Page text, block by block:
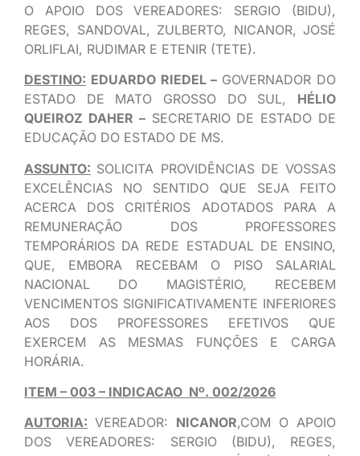
O APOIO DOS VEREADORES: SERGIO (BIDU),
REGES, SANDOVAL, ZULBERTO, NICANOR, JOSÉ
ORLIFLAI, RUDIMAR E ETENIR (TETE).
DESTINO: EDUARDO RIEDEL – GOVERNADOR DO
ESTADO DE MATO GROSSO DO SUL, HÉLIO
QUEIROZ DAHER –SECRETARIO DE ESTADO DE
EDUCAÇÃO DO ESTADO DE MS.
ASSUNTO: SOLICITA PROVIDÊNCIAS DE VOSSAS
EXCELÊNCIAS NO SENTIDO QUE SEJA FEITO
ACERCA DOS CRITÉRIOS ADOTADOS PARA A
REMUNERAÇÃO DOS PROFESSORES
TEMPORÁRIOS DA REDE ESTADUAL DE ENSINO,
QUE, EMBORA RECEBAM O PISO SALARIAL
NACIONAL DO MAGISTÉRIO, RECEBEM
VENCIMENTOS SIGNIFICATIVAMENTE INFERIORES
AOS DOS PROFESSORES EFETIVOS QUE
EXERCEM AS MESMAS FUNÇÕES E CARGA
HORÁRIA.
ITEM – 003 – INDICACAO Nº. 002/2026
AUTORIA: VEREADOR: NICANOR,COM O APOIO
DOS VEREADORES: SERGIO (BIDU), REGES,